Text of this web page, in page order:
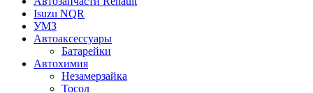
Isuzu NQR
УМЗ
Автоаксессуары
Батарейки
Автохимия
Незамерзайка
Тосол